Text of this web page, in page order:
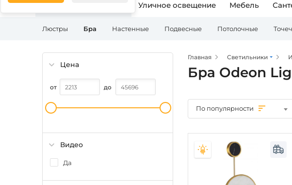
Освещение для дома Уличное освещение Мебель
Люстры Бра Настенные Подвесные Потолочные
Цена
от до
Видео
Да
Главная Светильники
Бра Odeon
По популярности